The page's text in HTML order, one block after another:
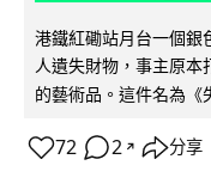
港鐵紅磡站月台一個銀
人遺失財物，事主原本
的藝術品。這件名為《
72 2 ↗ 分享